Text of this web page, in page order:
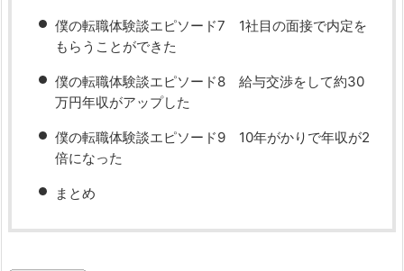
僕の転職体験談エピソード7 1社目の面接で内定を
もらうことができた
僕の転職体験談エピソード8 給与交渉をして約30
万円年収がアップした
僕の転職体験談エピソード9 10年がかりで年収が2
倍になった
まとめ